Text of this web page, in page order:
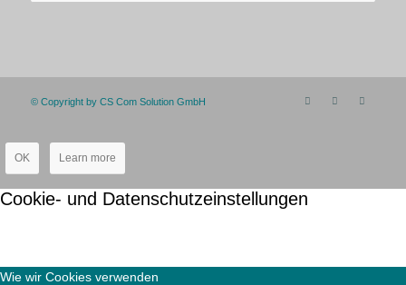
© Copyright by CS Com Solution GmbH
OK Learn more
Cookie- und Datenschutzeinstellungen
Wie wir Cookies verwenden